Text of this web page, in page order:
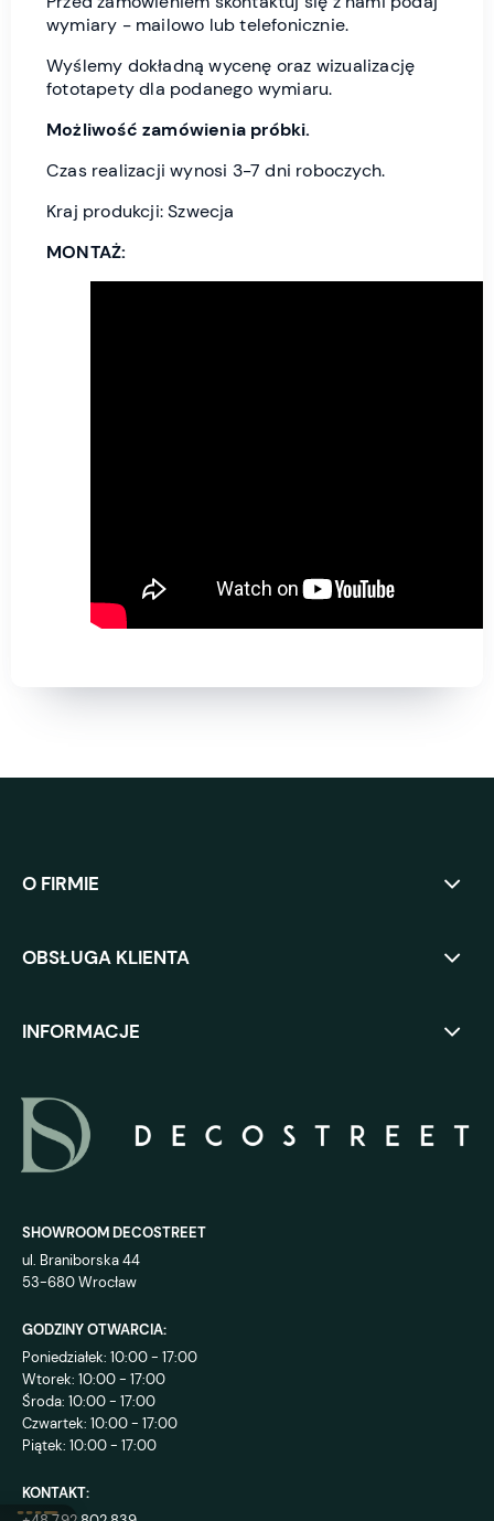
wymiary - mailowo lub telefonicznie.
Wyślemy dokładną wycenę oraz wizualizację
fototapety dla podanego wymiaru.
Możliwość zamówienia próbki.
Czas realizacji wynosi 3-7 dni roboczych.
Kraj produkcji: Szwecja
MONTAŻ:
O FIRMIE
OBSŁUGA KLIENTA
INFORMACJE
SHOWROOM DECOSTREET
ul. Braniborska 44
53-680 Wrocław
GODZINY OTWARCIA:
Poniedziałek: 10:00 - 17:00
Wtorek: 10:00 - 17:00
Środa: 10:00 - 17:00
Czwartek: 10:00 - 17:00
Piątek: 10:00 - 17:00
KONTAKT: